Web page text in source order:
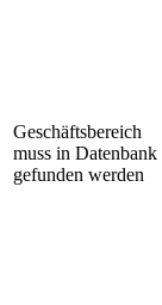
Geschäftsbereich
muss in Datenbank
gefunden werden